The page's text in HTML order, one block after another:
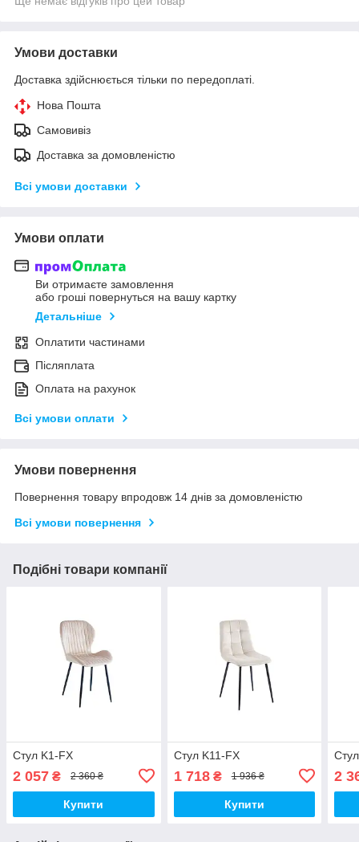
Умови доставки
Доставка здійснюється тільки по передоплаті.
Нова Пошта
Самовивіз
Доставка за домовленістю
Всі умови доставки
Умови оплати
Ви отримаєте замовлення
або гроші повернуться на вашу картку
Детальніше
Оплатити частинами
Післяплата
Оплата на рахунок
Всі умови оплати
Умови повернення
Повернення товару впродовж 14 днів за домовленістю
Всі умови повернення
Подібні товари компанії
Стул K1-FX
2 057 ₴ 2 360 ₴
Купити
Стул K11-FX
1 718₴ 1 936 ₴
Купити
2